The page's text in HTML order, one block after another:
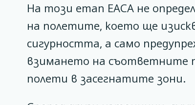
На този етап ЕАСА не
на полетите, което ще
сигурността, а само
взимането на съответните
полети в засегнатите зони.